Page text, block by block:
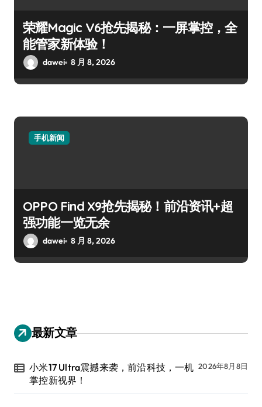
荣耀Magic V6抢先揭秘：一屏掌控，全
能管家新体验！
dawei 8 月 8, 2026
手机新闻
OPPO Find X9抢先揭秘！前沿资讯+超
强功能一览无余
dawei 8 月 8, 2026
最新文章
小米17 Ultra震撼来袭，前沿科技，一机
掌控新视界！
2026年8月8日